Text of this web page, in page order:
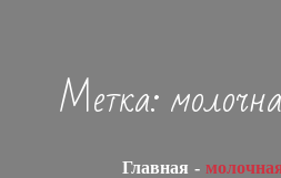
Метка:
Главная